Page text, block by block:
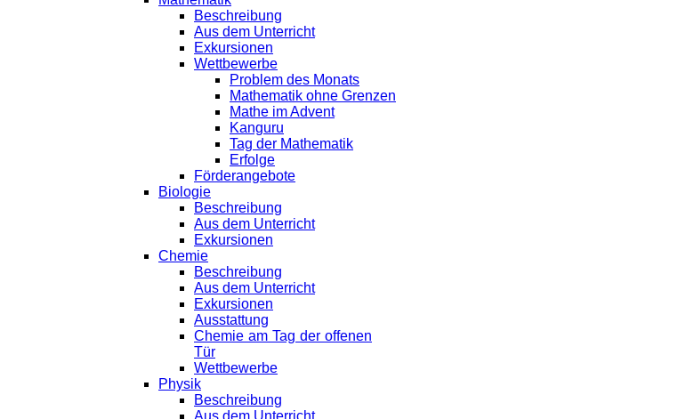
Beschreibung
Aus dem Unterricht
Exkursionen
Wettbewerbe
Problem des Monats
Mathematik ohne Grenzen
Mathe im Advent
Kanguru
Tag der Mathematik
Erfolge
Förderangebote
Biologie
Beschreibung
Aus dem Unterricht
Exkursionen
Chemie
Beschreibung
Aus dem Unterricht
Exkursionen
Ausstattung
Chemie am Tag der offenen
Tür
Wettbewerbe
Physik
Beschreibung
Aus dem Unterricht